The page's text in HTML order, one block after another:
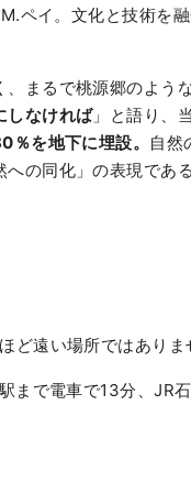
ペイ。文化と技術を
まるで桃源郷のよう
しなければ」と語り、
を地下に埋設。 自然
の同化」の表現であ
ど遠い場所ではありま
まで電車で13分、JR